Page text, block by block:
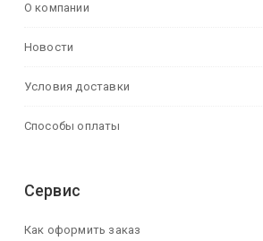
О компании
Новости
Условия доставки
Способы оплаты
Сервис
Как оформить заказ